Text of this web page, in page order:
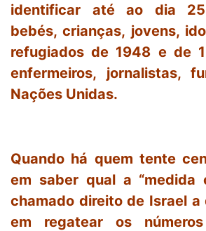
identificar até ao dia
bebés, crianças, jovens,
refugiados de 1948 e de
enfermeiros, jornalistas,
Nações Unidas.
Quando há quem tente
em saber qual a “medida
chamado direito de Israel
em regatear os